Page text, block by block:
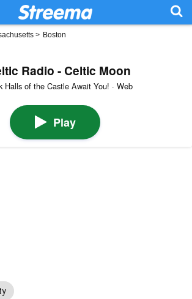
> Boston
Radio - Celtic Moon
Halls of the Castle Await You! · Web
Play